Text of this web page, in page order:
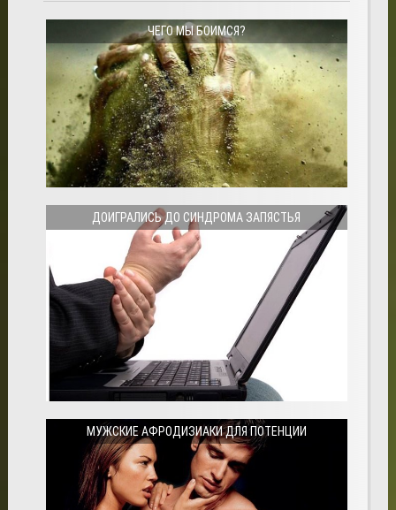
ЧЕГО МЫ БОИМСЯ?
ДОИГРАЛИСЬ ДО СИНДРОМА ЗАПЯСТЬЯ
МУЖСКИЕ АФРОДИЗИАКИ ДЛЯ ПОТЕНЦИИ